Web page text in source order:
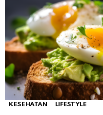
KESEHATAN LIFESTYLE